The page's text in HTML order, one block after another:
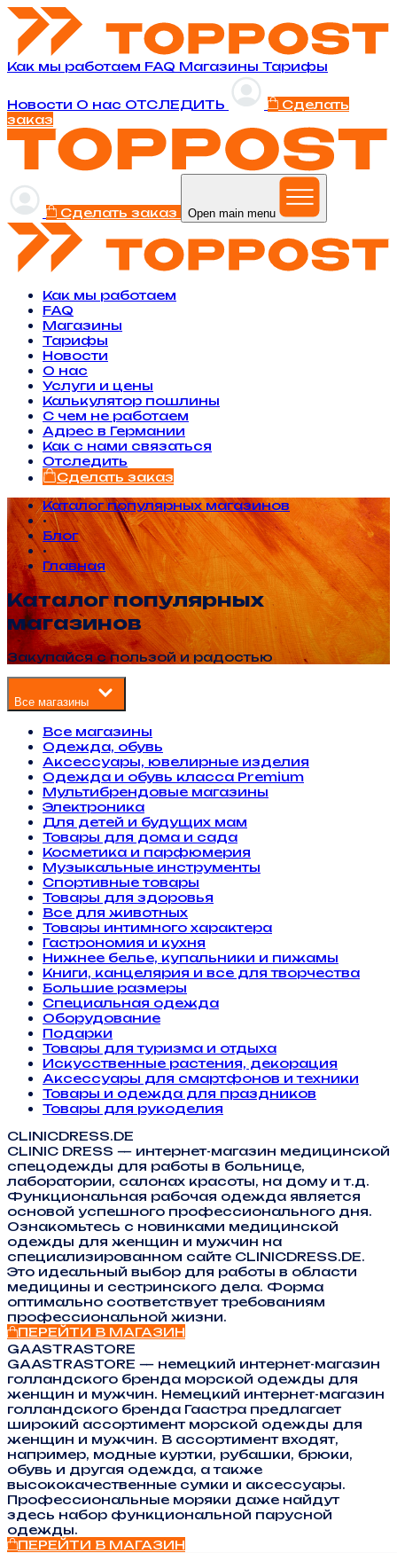
Как мы работаем FAQ Магазины Тарифы
Новости O нас ОТСЛЕДИТЬ
Сделать
заказ
Сделать заказ Open main menu
Как мы работаем
FAQ
Магазины
Тарифы
Новости
O нас
Услуги и цены
Калькулятор пошлины
С чем не работаем
Адрес в Германии
Как с нами связаться
Отследить
Сделать заказ
Каталог популярных магазинов
•
Блог
•
Главная
Каталог популярных
магазинов
Закупайся с пользой и радостью
Все магазины
Все магазины
Одежда, обувь
Аксессуары, ювелирные изделия
Одежда и обувь класса Premium
Мультибрендовые магазины
Электроника
Для детей и будущих мам
Товары для дома и сада
Косметика и парфюмерия
Музыкальные инструменты
Спортивные товары
Товары для здоровья
Все для животных
Товары интимного характера
Гастрономия и кухня
Нижнее белье, купальники и пижамы
Книги, канцелярия и все для творчества
Большие размеры
Специальная одежда
Оборудование
Подарки
Товары для туризма и отдыха
Искусственные растения, декорация
Аксессуары для смартфонов и техники
Товары и одежда для праздников
Товары для рукоделия
CLINICDRESS.DE
CLINIC DRESS — интернет-магазин медицинской
спецодежды для работы в больнице,
лаборатории, салонах красоты, на дому и т.д.
Функциональная рабочая одежда является
основой успешного профессионального дня.
Ознакомьтесь с новинками медицинской
одежды для женщин и мужчин на
специализированном сайте CLINICDRESS.DE.
Это идеальный выбор для работы в области
медицины и сестринского дела. Форма
оптимально соответствует требованиям
профессиональной жизни.
ПЕРЕЙТИ В МАГАЗИН
GAASTRASTORE
GAASTRASTORE — немецкий интернет-магазин
голландского бренда морской одежды для
женщин и мужчин. Немецкий интернет-магазин
голландского бренда Гаастра предлагает
широкий ассортимент морской одежды для
женщин и мужчин. В ассортимент входят,
например, модные куртки, рубашки, брюки,
обувь и другая одежда, а также
высококачественные сумки и аксессуары.
Профессиональные моряки даже найдут
здесь набор функциональной парусной
одежды.
ПЕРЕЙТИ В МАГАЗИН